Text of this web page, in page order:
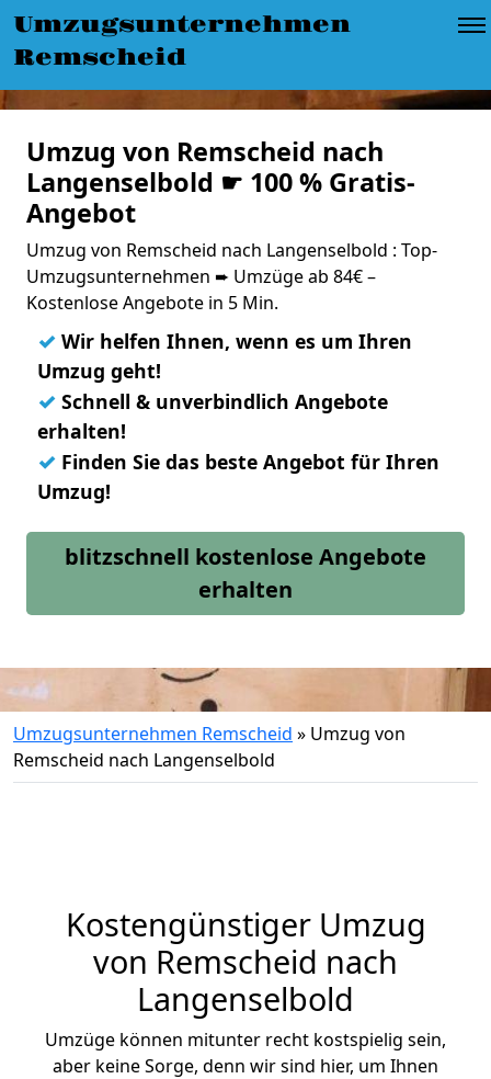
Umzugsunternehmen
Remscheid
Umzug von Remscheid nach
Langenselbold ☛ 100 % Gratis-
Angebot
Umzug von Remscheid nach Langenselbold : Top-
Umzugsunternehmen ➨ Umzüge ab 84€ –
Kostenlose Angebote in 5 Min.
✓ Wir helfen Ihnen, wenn es um Ihren
Umzug geht!
✓ Schnell & unverbindlich Angebote
erhalten!
✓ Finden Sie das beste Angebot für Ihren
Umzug!
blitzschnell kostenlose Angebote
erhalten
Umzugsunternehmen Remscheid » Umzug von
Remscheid nach Langenselbold
Kostengünstiger Umzug
von Remscheid nach
Langenselbold
Umzüge können mitunter recht kostspielig sein,
aber keine Sorge, denn wir sind hier, um Ihnen